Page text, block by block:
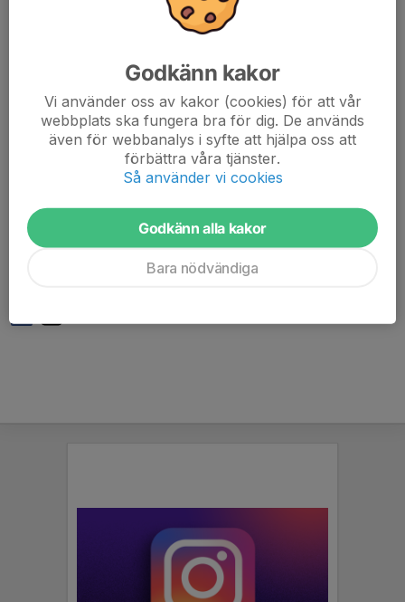
som anmält intresse vad som gäller.
Kvalade skyttar denna säsong:
Elliot
Emilie (kan ej delta)
skyttesport.indta.se/tavling/91652
Godkänn kakor
Vi använder oss av kakor (cookies) för att vår
webbplats ska fungera bra för dig. De används
även för webbanalys i syfte att hjälpa oss att
förbättra våra tjänster.
Så använder vi cookies
Godkänn alla kakor
Bara nödvändiga